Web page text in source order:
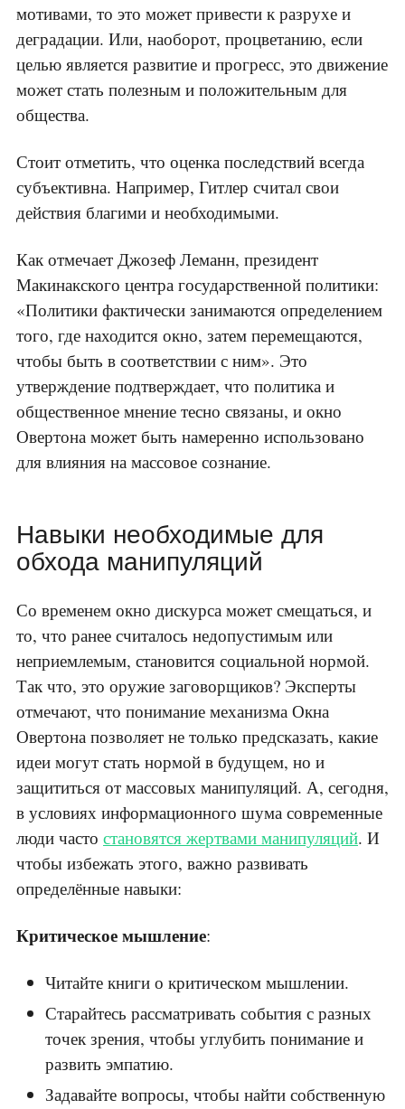
мотивами, то это может привести к разрухе и
деградации. Или, наоборот, процветанию, если
целью является развитие и прогресс, это движение
может стать полезным и положительным для
общества.
Стоит отметить, что оценка последствий всегда
субъективна. Например, Гитлер считал свои
действия благими и необходимыми.
Как отмечает Джозеф Леманн, президент
Макинакского центра государственной политики:
«Политики фактически занимаются определением
того, где находится окно, затем перемещаются,
чтобы быть в соответствии с ним». Это
утверждение подтверждает, что политика и
общественное мнение тесно связаны, и окно
Овертона может быть намеренно использовано
для влияния на массовое сознание.
Навыки необходимые для
обхода манипуляций
Со временем окно дискурса может смещаться, и
то, что ранее считалось недопустимым или
неприемлемым, становится социальной нормой.
Так что, это оружие заговорщиков? Эксперты
отмечают, что понимание механизма Окна
Овертона позволяет не только предсказать, какие
идеи могут стать нормой в будущем, но и
защититься от массовых манипуляций. А, сегодня,
в условиях информационного шума современные
люди часто становятся жертвами манипуляций. И
чтобы избежать этого, важно развивать
определённые навыки:
Критическое мышление:
Читайте книги о критическом мышлении.
Старайтесь рассматривать события с разных
точек зрения, чтобы углубить понимание и
развить эмпатию.
Задавайте вопросы, чтобы найти собственную